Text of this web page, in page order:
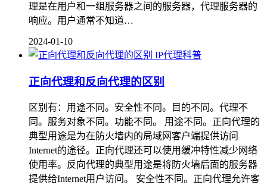
理是在用户和一组服务器之间的服务器，代理服务器的
响应。用户通常不知道…
2024-01-10
IP代理科普
正向代理和反向代理的区别
区别有：用途不同。安全性不同。目的不同。代理不
同。服务对象不同。功能不同。 用途不同。正向代理的
典型用途是为在防火墙内的局域网客户端提供访问
Internet的途径。正向代理还可以使用缓冲特性减少网络
使用率。反向代理的典型用途是将防火墙后面的服务器
提供给Internet用户访问。 安全性不同。正向代理允许客